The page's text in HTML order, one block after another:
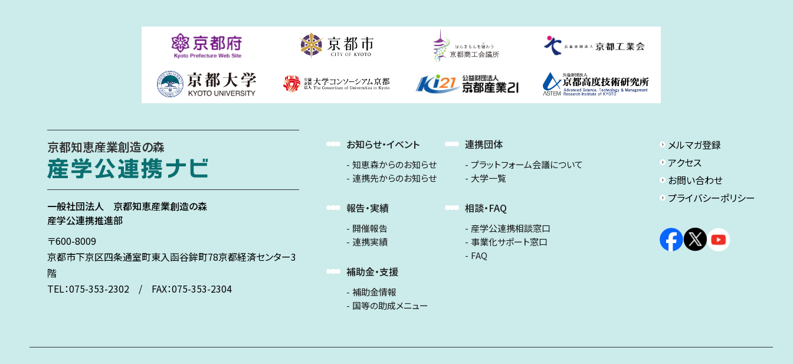
京都知恵産業創造の森
一般社団法人 京都知恵産業創造の森
産学公連携推進部
〒600-8009
京都市下京区四条通室町東入函谷鉾町78京都経済センター3
階
TEL：075-353-2302 / FAX：075-353-2304
お知らせ・イベント
知恵森からのお知らせ
連携先からのお知らせ
報告・実績
開催報告
連携実績
補助金・支援
補助金情報
国等の助成メニュー
連携団体
プラットフォーム会議について
大学一覧
相談・FAQ
産学公連携相談窓口
事業化サポート窓口
FAQ
メルマガ登録
アクセス
お問い合わせ
プライバシーポリシー